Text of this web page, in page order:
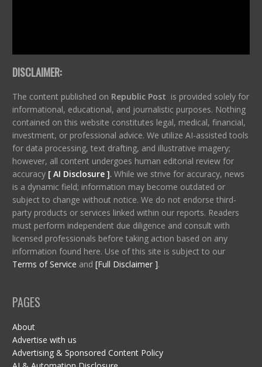
DISCLAIMER:
The content published on Republic Post is provided solely for
informational, educational, and journalistic purposes. Nothing
contained on this website constitutes legal, medical, financial,
investment, or professional advice. We utilize AI-assisted tools
for data processing, text drafting, and illustrative imagery;
however, all content undergoes human editorial review for
accuracy [ AI Disclosure ]. While we strive for accuracy, news
is a dynamic field; information may become outdated or
subject to change without notice. We do not endorse third-
party products or services linked within our reports. Readers
must perform independent due diligence and consult with
licensed professionals before taking action based on any
information found here. Use of this site is subject to our
Terms of Service and [Full Disclaimer ].
PAGES
About
Advertise with us
Advertising & Sponsored Content Policy